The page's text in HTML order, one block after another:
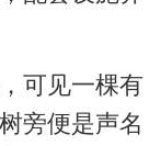
可见一棵有
旁便是声名